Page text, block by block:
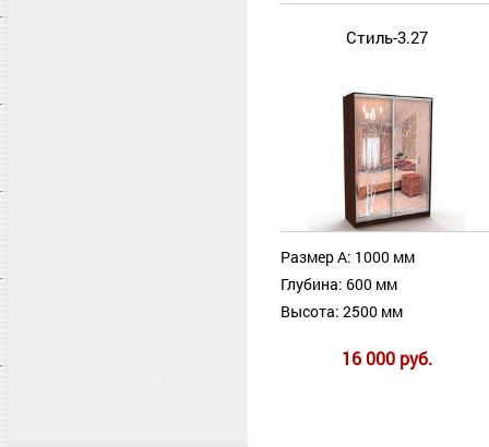
Стиль-3.27
Размер А: 1000 мм
Глубина: 600 мм
Высота: 2500 мм
16 000 руб.